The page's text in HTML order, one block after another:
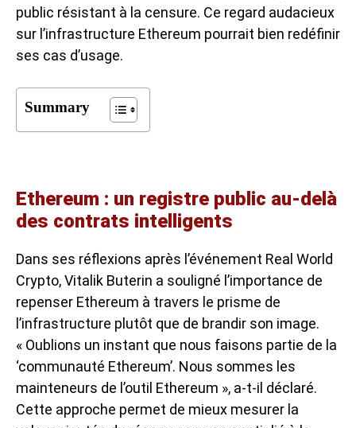
public résistant à la censure. Ce regard audacieux
sur l’infrastructure Ethereum pourrait bien redéfinir
ses cas d’usage.
Summary
Ethereum : un registre public au-delà
des contrats intelligents
Dans ses réflexions après l’événement Real World
Crypto, Vitalik Buterin a souligné l’importance de
repenser Ethereum à travers le prisme de
l’infrastructure plutôt que de brandir son image.
« Oublions un instant que nous faisons partie de la
‘communauté Ethereum’. Nous sommes les
mainteneurs de l’outil Ethereum », a-t-il déclaré.
Cette approche permet de mieux mesurer la